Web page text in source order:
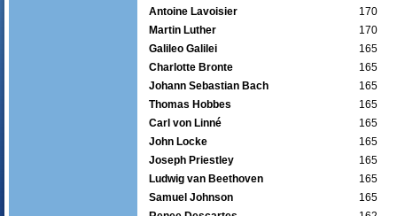
Antoine Lavoisier
170
Martin Luther
170
Galileo Galilei
165
Charlotte Bronte
165
Johann Sebastian Bach
165
Thomas Hobbes
165
Carl von Linné
165
John Locke
165
Joseph Priestley
165
Ludwig van Beethoven
165
Samuel Johnson
165